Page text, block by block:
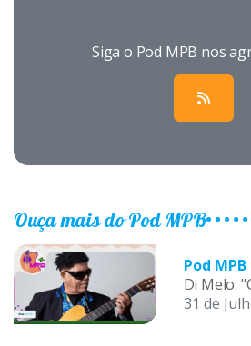
Siga o Pod MPB nos
Ouça mais do Pod MPB
Pod MPB
Di Melo:
31 de